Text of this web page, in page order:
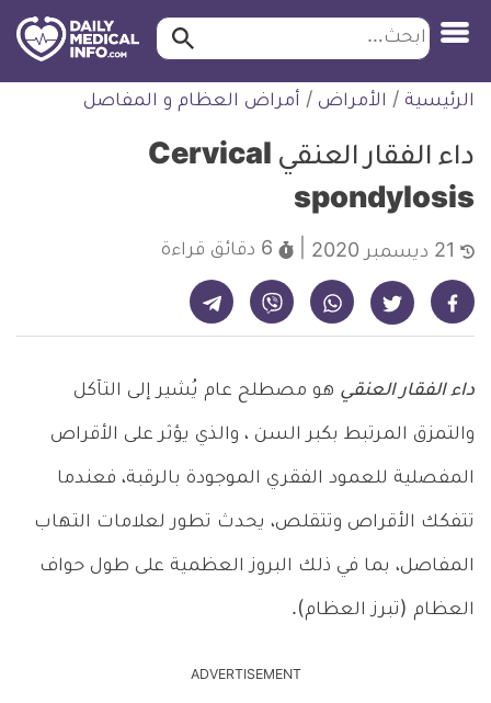
التخطي
للمحتوى
طبية
ابحث ابحث…
الرئيسية / الأمراض / أمراض العظام و المفاصل
داء الفقار العنقي Cervical
spondylosis
6 دقائق قراءة
شارك على فيسبوك - ديلي ميديكال انفو شارك على تويتر - ديلي ميديكال انفو شارك على واتساب - ديلي ميديكال انفو شارك على فايبر - ديلي ميديكال انفو شارك على تيليجرام - ديلي ميديكال انفو
داء الفقار العنقي هو مصطلح عام يُشير إلى التآكل
والتمزق المرتبط بكبر السن ، والذي يؤثر على الأقراص
المفصلية للعمود الفقري الموجودة بالرقبة، فعندما
تتفكك الأقراص وتتقلص، يحدث تطور لعلامات التهاب
المفاصل، بما في ذلك البروز العظمية على طول حواف
العظام (تبرز العظام).
ADVERTISEMENT